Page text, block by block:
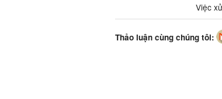
Việc
Thảo luận cùng chúng tôi: